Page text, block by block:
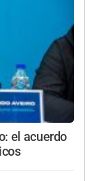
el acuerdo